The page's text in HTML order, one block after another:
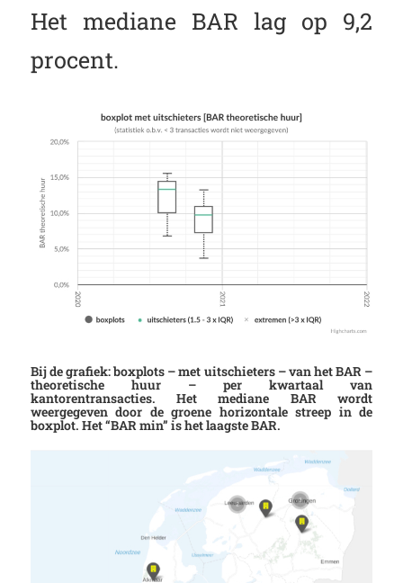
Het mediane BAR lag op 9,2
procent.
Bij de grafiek: boxplots – met uitschieters – van het BAR –
theoretische huur – per kwartaal van
kantorentransacties. Het mediane BAR wordt
weergegeven door de groene horizontale streep in de
boxplot. Het “BAR min” is het laagste BAR.